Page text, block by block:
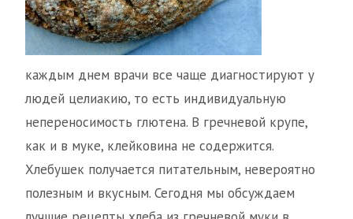
каждым днем врачи все чаще диагностируют у
людей целиакию, то есть индивидуальную
непереносимость глютена. В гречневой крупе,
как и в муке, клейковина не содержится.
Хлебушек получается питательным, невероятно
полезным и вкусным. Сегодня мы обсуждаем